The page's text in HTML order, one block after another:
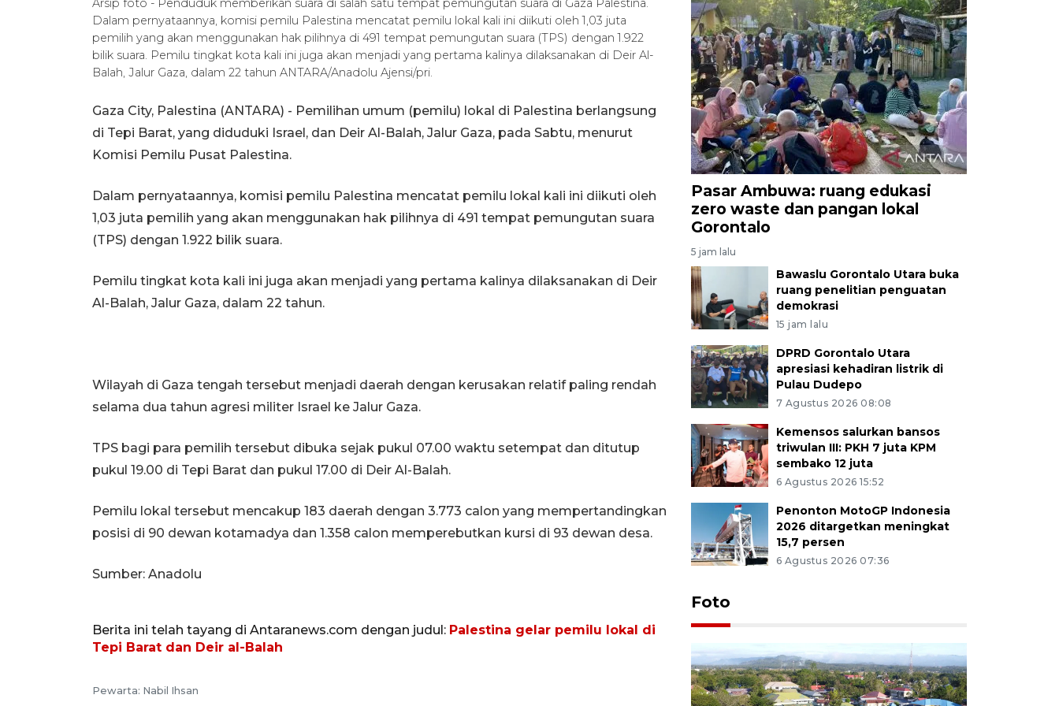
Arsip foto - Penduduk memberikan suara di salah satu tempat pemungutan suara di Gaza Palestina.
Dalam pernyataannya, komisi pemilu Palestina mencatat pemilu lokal kali ini diikuti oleh 1,03 juta
pemilih yang akan menggunakan hak pilihnya di 491 tempat pemungutan suara (TPS) dengan 1.922
bilik suara. Pemilu tingkat kota kali ini juga akan menjadi yang pertama kalinya dilaksanakan di Deir Al-
Balah, Jalur Gaza, dalam 22 tahun ANTARA/Anadolu Ajensi/pri.
Gaza City, Palestina (ANTARA) - Pemilihan umum (pemilu) lokal di Palestina berlangsung
di Tepi Barat, yang diduduki Israel, dan Deir Al-Balah, Jalur Gaza, pada Sabtu, menurut
Komisi Pemilu Pusat Palestina.
Dalam pernyataannya, komisi pemilu Palestina mencatat pemilu lokal kali ini diikuti oleh
1,03 juta pemilih yang akan menggunakan hak pilihnya di 491 tempat pemungutan suara
(TPS) dengan 1.922 bilik suara.
Pemilu tingkat kota kali ini juga akan menjadi yang pertama kalinya dilaksanakan di Deir
Al-Balah, Jalur Gaza, dalam 22 tahun.
Wilayah di Gaza tengah tersebut menjadi daerah dengan kerusakan relatif paling rendah
selama dua tahun agresi militer Israel ke Jalur Gaza.
TPS bagi para pemilih tersebut dibuka sejak pukul 07.00 waktu setempat dan ditutup
pukul 19.00 di Tepi Barat dan pukul 17.00 di Deir Al-Balah.
Pemilu lokal tersebut mencakup 183 daerah dengan 3.773 calon yang mempertandingkan
posisi di 90 dewan kotamadya dan 1.358 calon memperebutkan kursi di 93 dewan desa.
Sumber: Anadolu
Berita ini telah tayang di Antaranews.com dengan judul: Palestina gelar pemilu lokal di
Tepi Barat dan Deir al-Balah
Pewarta: Nabil Ihsan
Pasar Ambuwa: ruang edukasi
zero waste dan pangan lokal
Gorontalo
5 jam lalu
Bawaslu Gorontalo Utara buka
ruang penelitian penguatan
demokrasi
15 jam lalu
DPRD Gorontalo Utara
apresiasi kehadiran listrik di
Pulau Dudepo
7 Agustus 2026 08:08
Kemensos salurkan bansos
triwulan III: PKH 7 juta KPM
sembako 12 juta
6 Agustus 2026 15:52
Penonton MotoGP Indonesia
2026 ditargetkan meningkat
15,7 persen
6 Agustus 2026 07:36
Foto